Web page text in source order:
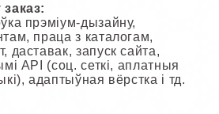
прэміум-дызайну,
праца з каталогам,
даставак, запуск сайта,
API (соц. сеткі, аплатныя
адаптыўная вёрстка і тд.